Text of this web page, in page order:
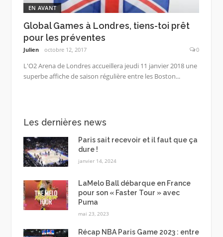
EN AVANT
Global Games à Londres, tiens-toi prêt
pour les préventes
Julien octobre 12, 2017 0
L'O2 Arena de Londres accueillera jeudi 11 janvier 2018 une
superbe affiche de saison régulière entre les Boston...
Les dernières news
Paris sait recevoir et il faut que ça
dure !
janvier 14, 2024
LaMelo Ball débarque en France
pour son « Faster Tour » avec
Puma
mai 23, 2023
Récap NBA Paris Game 2023 : entre